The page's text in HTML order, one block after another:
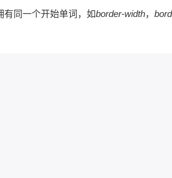
有同一个开始单词，如border-width，